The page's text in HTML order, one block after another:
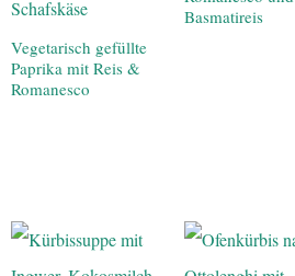
Vegetarisch gefüllte
Paprika mit Reis &
Romanesco
Basmatireis